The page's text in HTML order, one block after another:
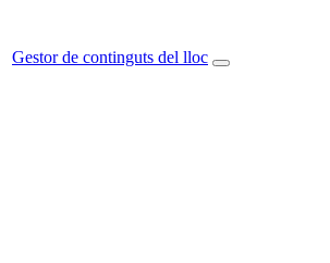
Gestor de continguts del lloc